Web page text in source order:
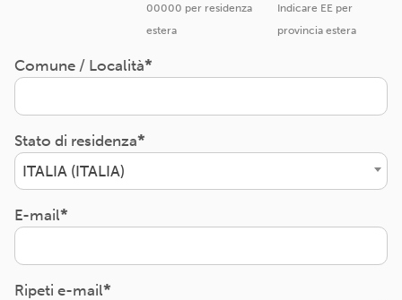
00000 per residenza
estera
Indicare EE per
provincia estera
Comune / Località
Stato di residenza
ITALIA (ITALIA)
E-mail
Ripeti e-mail